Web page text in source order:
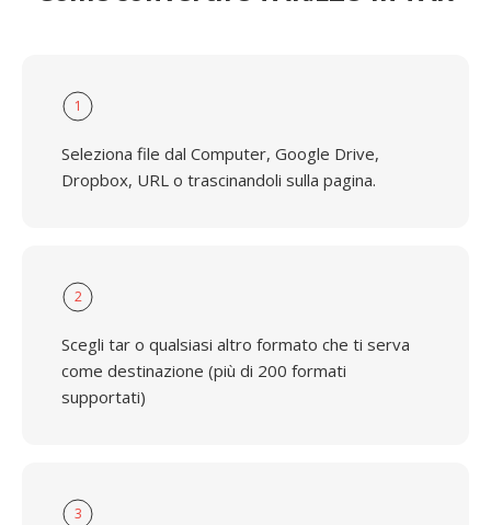
1
Seleziona file dal Computer, Google Drive,
Dropbox, URL o trascinandoli sulla pagina.
2
Scegli tar o qualsiasi altro formato che ti serva
come destinazione (più di 200 formati
supportati)
3